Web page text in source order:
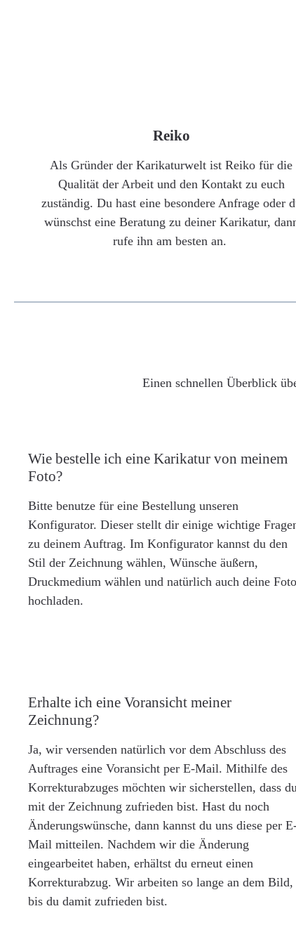
Reiko
Als Gründer der Karikaturwelt ist Reiko für die
Qualität der Arbeit und den Kontakt zu euch
zuständig. Du hast eine besondere Anfrage oder
wünschst eine Beratung zu deiner Karikatur,
rufe ihn am besten an.
Einen schnellen Überblick
Wie bestelle ich eine Karikatur von meinem
Foto?
Bitte benutze für eine Bestellung unseren
Konfigurator. Dieser stellt dir einige wichtige
zu deinem Auftrag. Im Konfigurator kannst du den
Stil der Zeichnung wählen, Wünsche äußern,
Druckmedium wählen und natürlich auch deine
hochladen.
Erhalte ich eine Voransicht meiner
Zeichnung?
Ja, wir versenden natürlich vor dem Abschluss des
Auftrages eine Voransicht per E-Mail. Mithilfe des
Korrekturabzuges möchten wir sicherstellen, dass
mit der Zeichnung zufrieden bist. Hast du noch
Änderungswünsche, dann kannst du uns diese per
Mail mitteilen. Nachdem wir die Änderung
eingearbeitet haben, erhältst du erneut einen
Korrekturabzug. Wir arbeiten so lange an dem Bild,
bis du damit zufrieden bist.